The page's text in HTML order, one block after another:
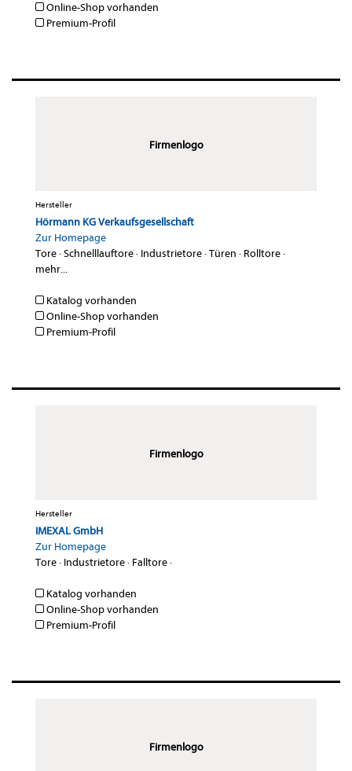
Online-Shop vorhanden
Premium-Profil
Firmenlogo
Hersteller
Hörmann KG Verkaufsgesellschaft
Zur Homepage
Tore·Schnelllauftore· Industrietore·Türen · Rolltore·
mehr...
Katalog vorhanden
Online-Shop vorhanden
Premium-Profil
Firmenlogo
Hersteller
IMEXAL GmbH
Zur Homepage
Tore· Industrietore· Falltore·
Katalog vorhanden
Online-Shop vorhanden
Premium-Profil
Firmenlogo